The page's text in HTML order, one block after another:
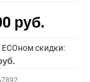
руб.
скидки: